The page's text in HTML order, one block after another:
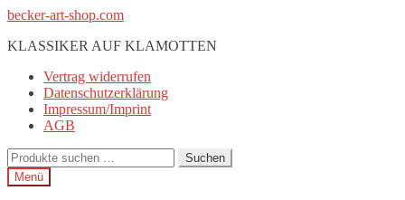
Zur
springen
Zum
springen
becker-art-shop.com
KLASSIKER AUF KLAMOTTEN
Vertrag widerrufen
Datenschutzerklärung
Impressum/Imprint
AGB
Suchen
nach:
Suchen
Menü